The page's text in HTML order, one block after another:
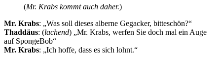
(Mr. Krabs kommt auch daher.)
Mr. Krabs: „Was soll dieses alberne Gegacker, bitteschön?“
Thaddäus: (lachend) „Mr. Krabs, werfen Sie doch mal ein Auge
auf SpongeBob“
Mr. Krabs: „Ich hoffe, dass es sich lohnt.“